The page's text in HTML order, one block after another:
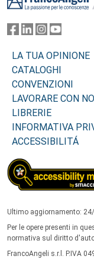
LA TUA OPINIONE
CATALOGHI
CONVENZIONI
LAVORARE CON
LIBRERIE
INFORMATIVA
ACCESSIBILITÁ
Ultimo aggiornamento:
Per le opere presenti in
normativa sul diritto
FrancoAngeli s.r.l. P.IVA